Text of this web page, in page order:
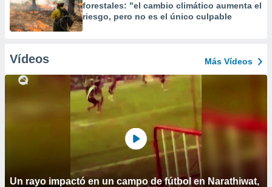
forestales: "el cambio climático aumenta el
riesgo, pero no es el único culpable
Vídeos Más Vídeos
Un rayo impactó en un campo de fútbol en Narathiwat,